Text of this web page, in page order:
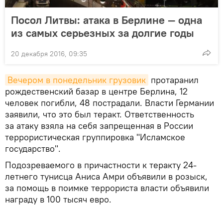
Посол Литвы: атака в Берлине — одна
из самых серьезных за долгие годы
20 декабря 2016, 09:35
Вечером в понедельник грузовик протаранил
рождественский базар в центре Берлина, 12
человек погибли, 48 пострадали. Власти Германии
заявили, что это был теракт. Ответственность
за атаку взяла на себя запрещенная в России
террористическая группировка "Исламское
государство".
Подозреваемого в причастности к теракту 24-
летнего тунисца Аниса Амри объявили в розыск,
за помощь в поимке террориста власти объявили
награду в 100 тысяч евро.